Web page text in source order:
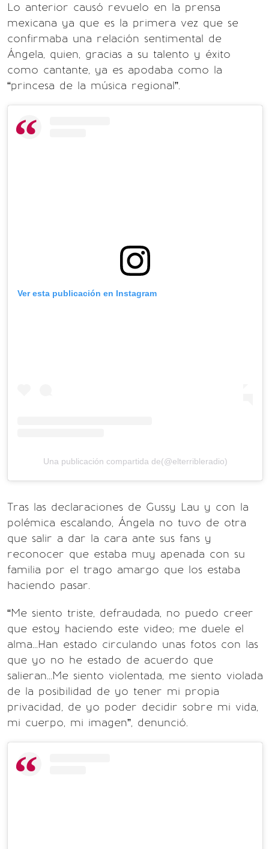
Lo anterior causó revuelo en la prensa
mexicana ya que es la primera vez que se
confirmaba una relación sentimental de
Ángela, quien, gracias a su talento y éxito
como cantante, ya es apodaba como la
“princesa de la música regional”.
Ver esta publicación en Instagram
Una publicación compartida de(@elterribleradio)
Tras las declaraciones de Gussy Lau y con la
polémica escalando, Ángela no tuvo de otra
que salir a dar la cara ante sus fans y
reconocer que estaba muy apenada con su
familia por el trago amargo que los estaba
haciendo pasar.
“Me siento triste, defraudada, no puedo creer
que estoy haciendo este video; me duele el
alma...Han estado circulando unas fotos con las
que yo no he estado de acuerdo que
salieran...Me siento violentada, me siento violada
de la posibilidad de yo tener mi propia
privacidad, de yo poder decidir sobre mi vida,
mi cuerpo, mi imagen”, denunció.